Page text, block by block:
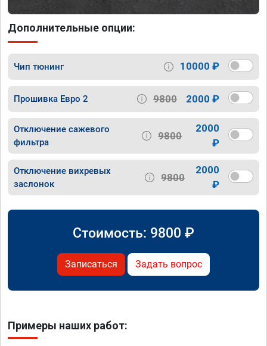
Дополнительные опции:
Чип тюнинг 10000 ₽
Прошивка Евро 2 9800 2000 ₽
Отключение сажевого
фильтра
9800
2000
₽
Отключение вихревых
заслонок
9800
2000
₽
Стоимость: 9800 ₽
Записаться Задать вопрос
Примеры наших работ: